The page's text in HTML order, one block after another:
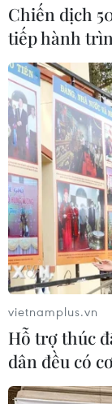
Chiến dịch
tiếp hành
vietnamplus.vn
Hỗ trợ thúc
dân đều có